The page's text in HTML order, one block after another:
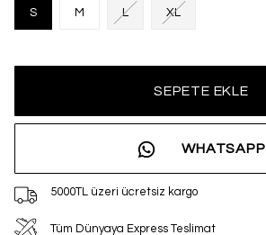
S M L XL
SEPETE EKLE
WHATSAPP
5000TL üzeri ücretsiz kargo
Tüm Dünyaya Express Teslimat